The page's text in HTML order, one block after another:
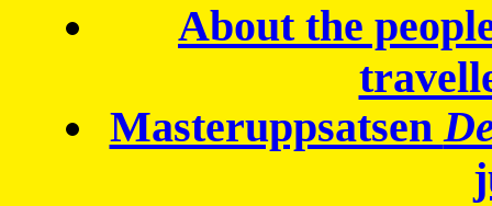
About the
Masteruppsatsen